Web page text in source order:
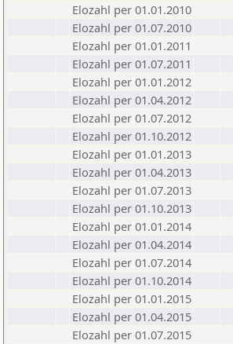
Elozahl per 01.01.2010
Elozahl per 01.07.2010
Elozahl per 01.01.2011
Elozahl per 01.07.2011
Elozahl per 01.01.2012
Elozahl per 01.04.2012
Elozahl per 01.07.2012
Elozahl per 01.10.2012
Elozahl per 01.01.2013
Elozahl per 01.04.2013
Elozahl per 01.07.2013
Elozahl per 01.10.2013
Elozahl per 01.01.2014
Elozahl per 01.04.2014
Elozahl per 01.07.2014
Elozahl per 01.10.2014
Elozahl per 01.01.2015
Elozahl per 01.04.2015
Elozahl per 01.07.2015